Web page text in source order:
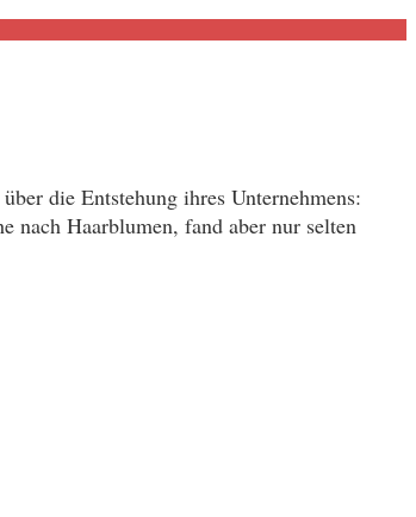
die Entstehung ihres Unternehmens:
nach Haarblumen, fand aber nur selten